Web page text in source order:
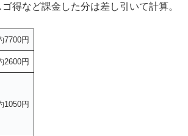
得など課金した分は差し引いて計算。
7700円
2600円
1050円